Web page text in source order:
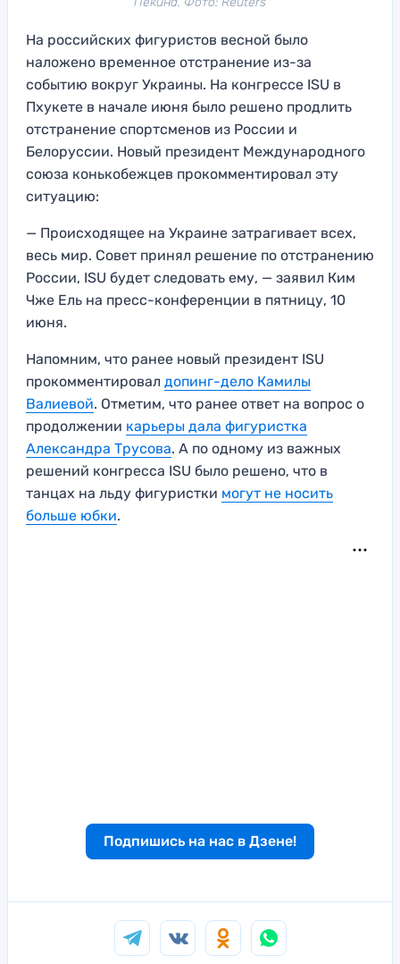
На российских фигуристов весной было
наложено временное отстранение из-за
событию вокруг Украины. На конгрессе ISU в
Пхукете в начале июня было решено продлить
отстранение спортсменов из России и
Белоруссии. Новый президент Международного
союза конькобежцев прокомментировал эту
ситуацию:
— Происходящее на Украине затрагивает всех,
весь мир. Совет принял решение по отстранению
России, ISU будет следовать ему, — заявил Ким
Чже Ель на пресс-конференции в пятницу, 10
июня.
Напомним, что ранее новый президент ISU
прокомментировал допинг-дело Камилы
Валиевой. Отметим, что ранее ответ на вопрос о
продолжении карьеры дала фигуристка
Александра Трусова. А по одному из важных
решений конгресса ISU было решено, что в
танцах на льду фигуристки могут не носить
больше юбки.
Подпишись на нас в Дзене!